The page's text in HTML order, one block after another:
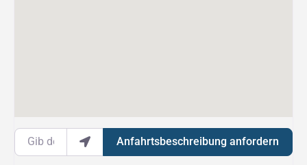
Gib deinen Standort ein.
Anfahrtsbeschreibung anfordern